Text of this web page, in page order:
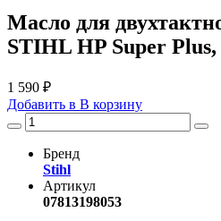
Масло для
STIHL HP Super Plus,
1 590 ₽
Добавить в В корзину
Бренд
Stihl
Артикул
07813198053